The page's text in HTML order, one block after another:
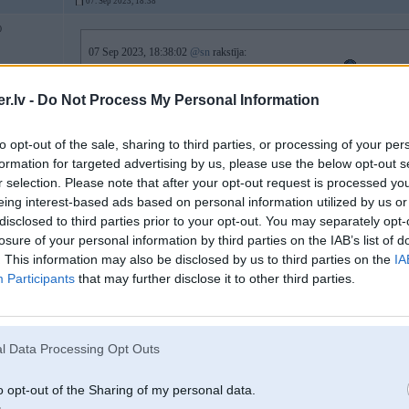
- Do Not Process My Personal Information
opt-out of the sale, sharing to third parties, or processing of your
for targeted advertising by us, please use the below opt-out
selection. Please note that after your opt-out request is processed
interest-based ads based on personal information utilized by us
to third parties prior to your opt-out. You may separately
of your personal information by third parties on the IAB’s list of
This information may also be disclosed by us to third parties on the
Participants that may further disclose it to other third parties.
Data Processing Opt Outs
opt-out of the Sharing of my personal data.
07 Sep 2023, 18:38:02 @sn rakstīja:
Gacho jau sniedzis atbildi, ka viņš ir cietušais šajā situācijā
07. Sep 2023, 18:39
@user rakstīja:
koo? nu lai nāk Tav Gačo pie manis paskatīsiemies kā